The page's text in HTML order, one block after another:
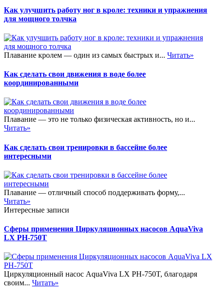
Как улучшить работу ног в кроле: техники и упражнения
для мощного толчка
Плавание кролем — один из самых быстрых и... Читать»
Как сделать свои движения в воде более
координированными
Плавание — это не только физическая активность, но и...
Читать»
Как сделать свои тренировки в бассейне более
интересными
Плавание — отличный способ поддерживать форму,...
Читать»
Интересные записи
Сферы применения Циркуляционных насосов AquaViva
LX PH-750T
Циркуляционный насос AquaViva LX PH-750T, благодаря
своим... Читать»